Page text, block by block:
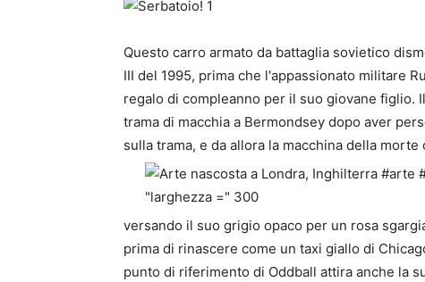
Questo carro armato da battaglia sovietico
III del 1995, prima che l'appassionato militare
regalo di compleanno per il suo giovane figlio.
trama di macchia a Bermondsey dopo aver
sulla trama, e da allora la macchina della
versando il suo grigio opaco per un rosa
prima di rinascere come un taxi giallo di
punto di riferimento di Oddball attira anche la